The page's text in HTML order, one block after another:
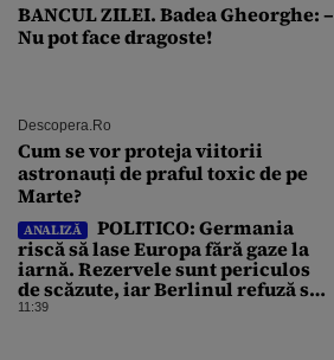
BANCUL ZILEI. Badea Gheorghe: –
Nu pot face dragoste!
Descopera.ro
Cum se vor proteja viitorii
astronauți de praful toxic de pe
Marte?
ANALIZĂ
POLITICO: Germania
riscă să lase Europa fără gaze la
iarnă. Rezervele sunt periculos
de scăzute, iar Berlinul refuză să
intervină
11:39